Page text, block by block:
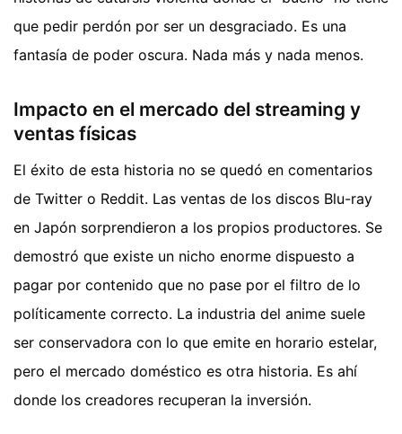
que pedir perdón por ser un desgraciado. Es una
fantasía de poder oscura. Nada más y nada menos.
Impacto en el mercado del streaming y
ventas físicas
El éxito de esta historia no se quedó en comentarios
de Twitter o Reddit. Las ventas de los discos Blu-ray
en Japón sorprendieron a los propios productores. Se
demostró que existe un nicho enorme dispuesto a
pagar por contenido que no pase por el filtro de lo
políticamente correcto. La industria del anime suele
ser conservadora con lo que emite en horario estelar,
pero el mercado doméstico es otra historia. Es ahí
donde los creadores recuperan la inversión.